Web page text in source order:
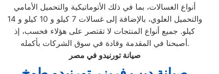
أنواع الغسالات، بما في ذلك الأتوماتيكية والتحميل الأمامي
والتحميل العلوي، بالإضافة إلى غسالات 7 كيلو و 10 كيلو و 14
كيلو. جميع أنواع المنتجات لا تقتصر على هؤلاء فحسب، إذ
أصبحنا في المقدمة وقادة في سوق الشركات بأكمله.
صيانة تورنيدو في مصر